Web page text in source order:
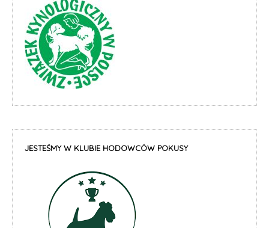
JESTEŚMY W KLUBIE HODOWCÓW POKUSY